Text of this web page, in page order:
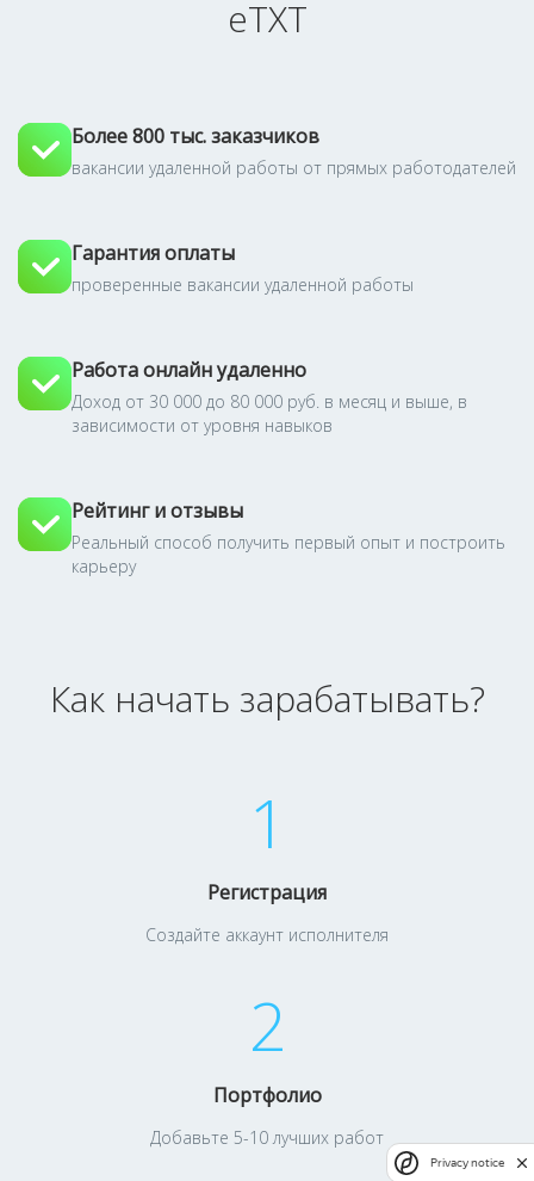
eTXT
Более 800 тыс. заказчиков
вакансии удаленной работы от прямых работодателей
Гарантия оплаты
проверенные вакансии удаленной работы
Работа онлайн удаленно
Доход от 30 000 до 80 000 руб. в месяц и выше, в
зависимости от уровня навыков
Рейтинг и отзывы
Реальный способ получить первый опыт и построить
карьеру
Как начать зарабатывать?
1
Регистрация
Создайте аккаунт исполнителя
2
Портфолио
Добавьте 5-10 лучших работ
Privacy notice